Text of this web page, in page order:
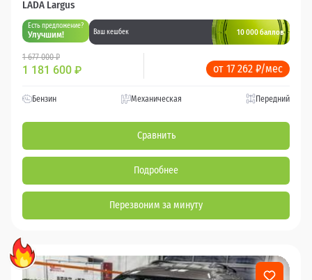
LADA Largus
Есть предложение?
Улучшим! Ваш кешбек 10 000 баллов
1 677 000 ₽
1 181 600 ₽ от 17 262 ₽/мес
Бензин Механическая Передний
Сравнить
Подробнее
Перезвоним за минуту